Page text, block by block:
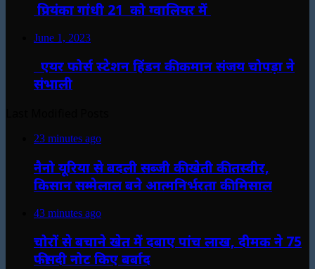
प्रियंका गांधी 21 को ग्वालियर में
June 1, 2023
एयर फोर्स स्टेशन हिंडन की कमान संजय चोपड़ा ने
संभाली
23 minutes ago
नैनो यूरिया से बदली सब्जी की खेती की तस्वीर,
किसान सम्मेलाल बने आत्मनिर्भरता की मिसाल
43 minutes ago
चोरों से बचाने खेत में दबाए पांच लाख, दीमक ने 75
फीसदी नोट किए बर्बाद